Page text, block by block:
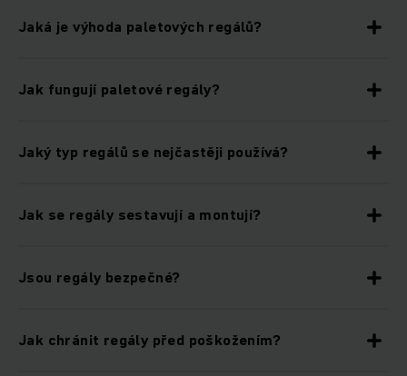
Jaká je výhoda paletových regálů?
Jak fungují paletové regály?
Jaký typ regálů se nejčastěji používá?
Jak se regály sestavují a montují?
Jsou regály bezpečné?
Jak chránit regály před poškožením?